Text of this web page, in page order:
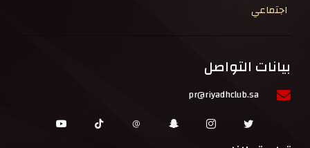
اجتماعي
بيانات التواصل
pr@riyadhclub.sa